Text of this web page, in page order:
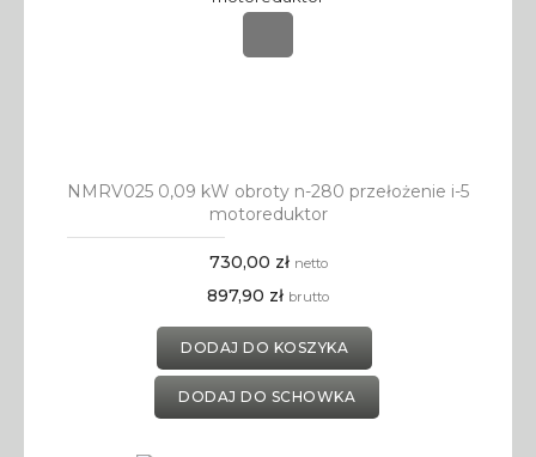
NMRV025 0,09 kW obroty n-280 przełożenie i-5
motoreduktor
730,00 zł netto
897,90 zł brutto
DODAJ DO KOSZYKA
DODAJ DO SCHOWKA